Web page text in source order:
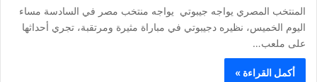
المنتخب المصري يواجه جيبوتي يواجه منتخب مصر في السادسة مساء
اليوم الخميس، نظيره دجيبوتي في مباراة مثيرة ومرتقبة، تجري أحداثها
على ملعب…
أكمل القراءة »